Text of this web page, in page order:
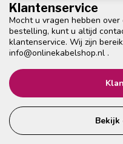
Klantenservice
Mocht u vragen hebben
bestelling, kunt u altijd
klantenservice. Wij zijn
info@onlinekabelshop.nl .
Bekijk